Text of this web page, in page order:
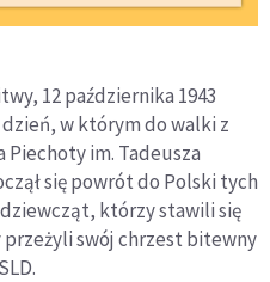
12 października 1943
w którym do walki z
Piechoty im. Tadeusza
się powrót do Polski tych
dziewcząt, którzy stawili się
swój chrzest bitewny